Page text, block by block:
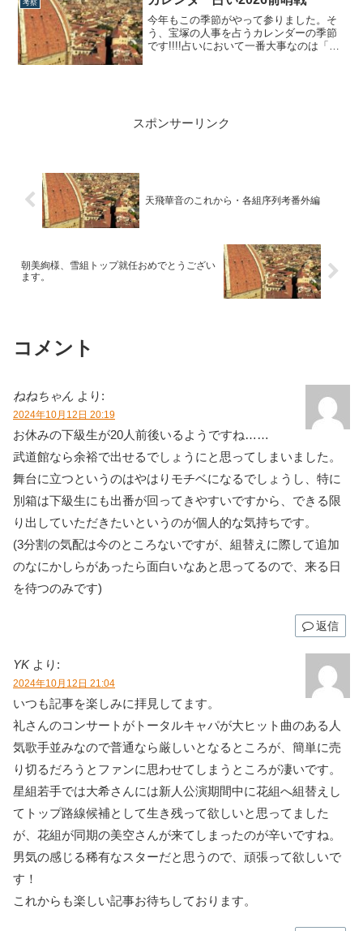
コメント等をよく見かけます。えぇ、分
かりますとも!!なんだったら自分は管理人
m...
考察
今年もこの季節がやって参りました。そ
う、宝塚の人事を占うカレンダーの季節
です!!!!占いにおいて一番大事なのは「掲
スポンサーリンク
天飛華音のこれから・各組序列考番外編
朝美絢様、雪組トップ就任おめでとうござい
ます。
コメント
ねねちゃん より:
2024年10月12日 20:19
お休みの下級生が20人前後いるようですね……
武道館なら余裕で出せるでしょうにと思ってしまいました。
舞台に立つというのはやはりモチベになるでしょうし、特に
別箱は下級生にも出番が回ってきやすいですから、できる限
り出していただきたいというのが個人的な気持ちです。
(3分割の気配は今のところないですが、組替えに際して追加
のなにかしらがあったら面白いなあと思ってるので、来る日
を待つのみです)
返信
YK より:
2024年10月12日 21:04
いつも記事を楽しみに拝見してます。
礼さんのコンサートがトータルキャパが大ヒット曲のある人
気歌手並みなので普通なら厳しいとなるところが、簡単に売
り切るだろうとファンに思わせてしまうところが凄いです。
星組若手では大希さんには新人公演期間中に花組へ組替えし
てトップ路線候補として生き残って欲しいと思ってました
が、花組が同期の美空さんが来てしまったのが辛いですね。
男気の感じる稀有なスターだと思うので、頑張って欲しいで
す！
これからも楽しい記事お待ちしております。